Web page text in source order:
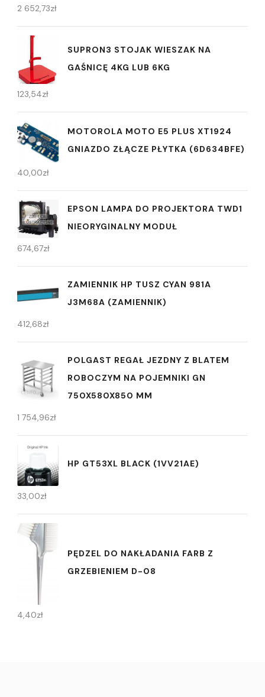
2 652,73zł
SUPRON3 STOJAK WIESZAK NA
GAŚNICĘ 4KG LUB 6KG
123,54zł
MOTOROLA MOTO E5 PLUS XT1924
GNIAZDO ZŁĄCZE PŁYTKA (6D634BFE)
40,00zł
EPSON LAMPA DO PROJEKTORA TWD1
NIEORYGINALNY MODUŁ
674,67zł
ZAMIENNIK HP TUSZ CYAN 981A
J3M68A (ZAMIENNIK)
412,68zł
POLGAST REGAŁ JEZDNY Z BLATEM
ROBOCZYM NA POJEMNIKI GN
750X580X850 MM
1 754,96zł
HP GT53XL BLACK (1VV21AE)
33,00zł
PĘDZEL DO NAKŁADANIA FARB Z
GRZEBIENIEM D-08
4,40zł